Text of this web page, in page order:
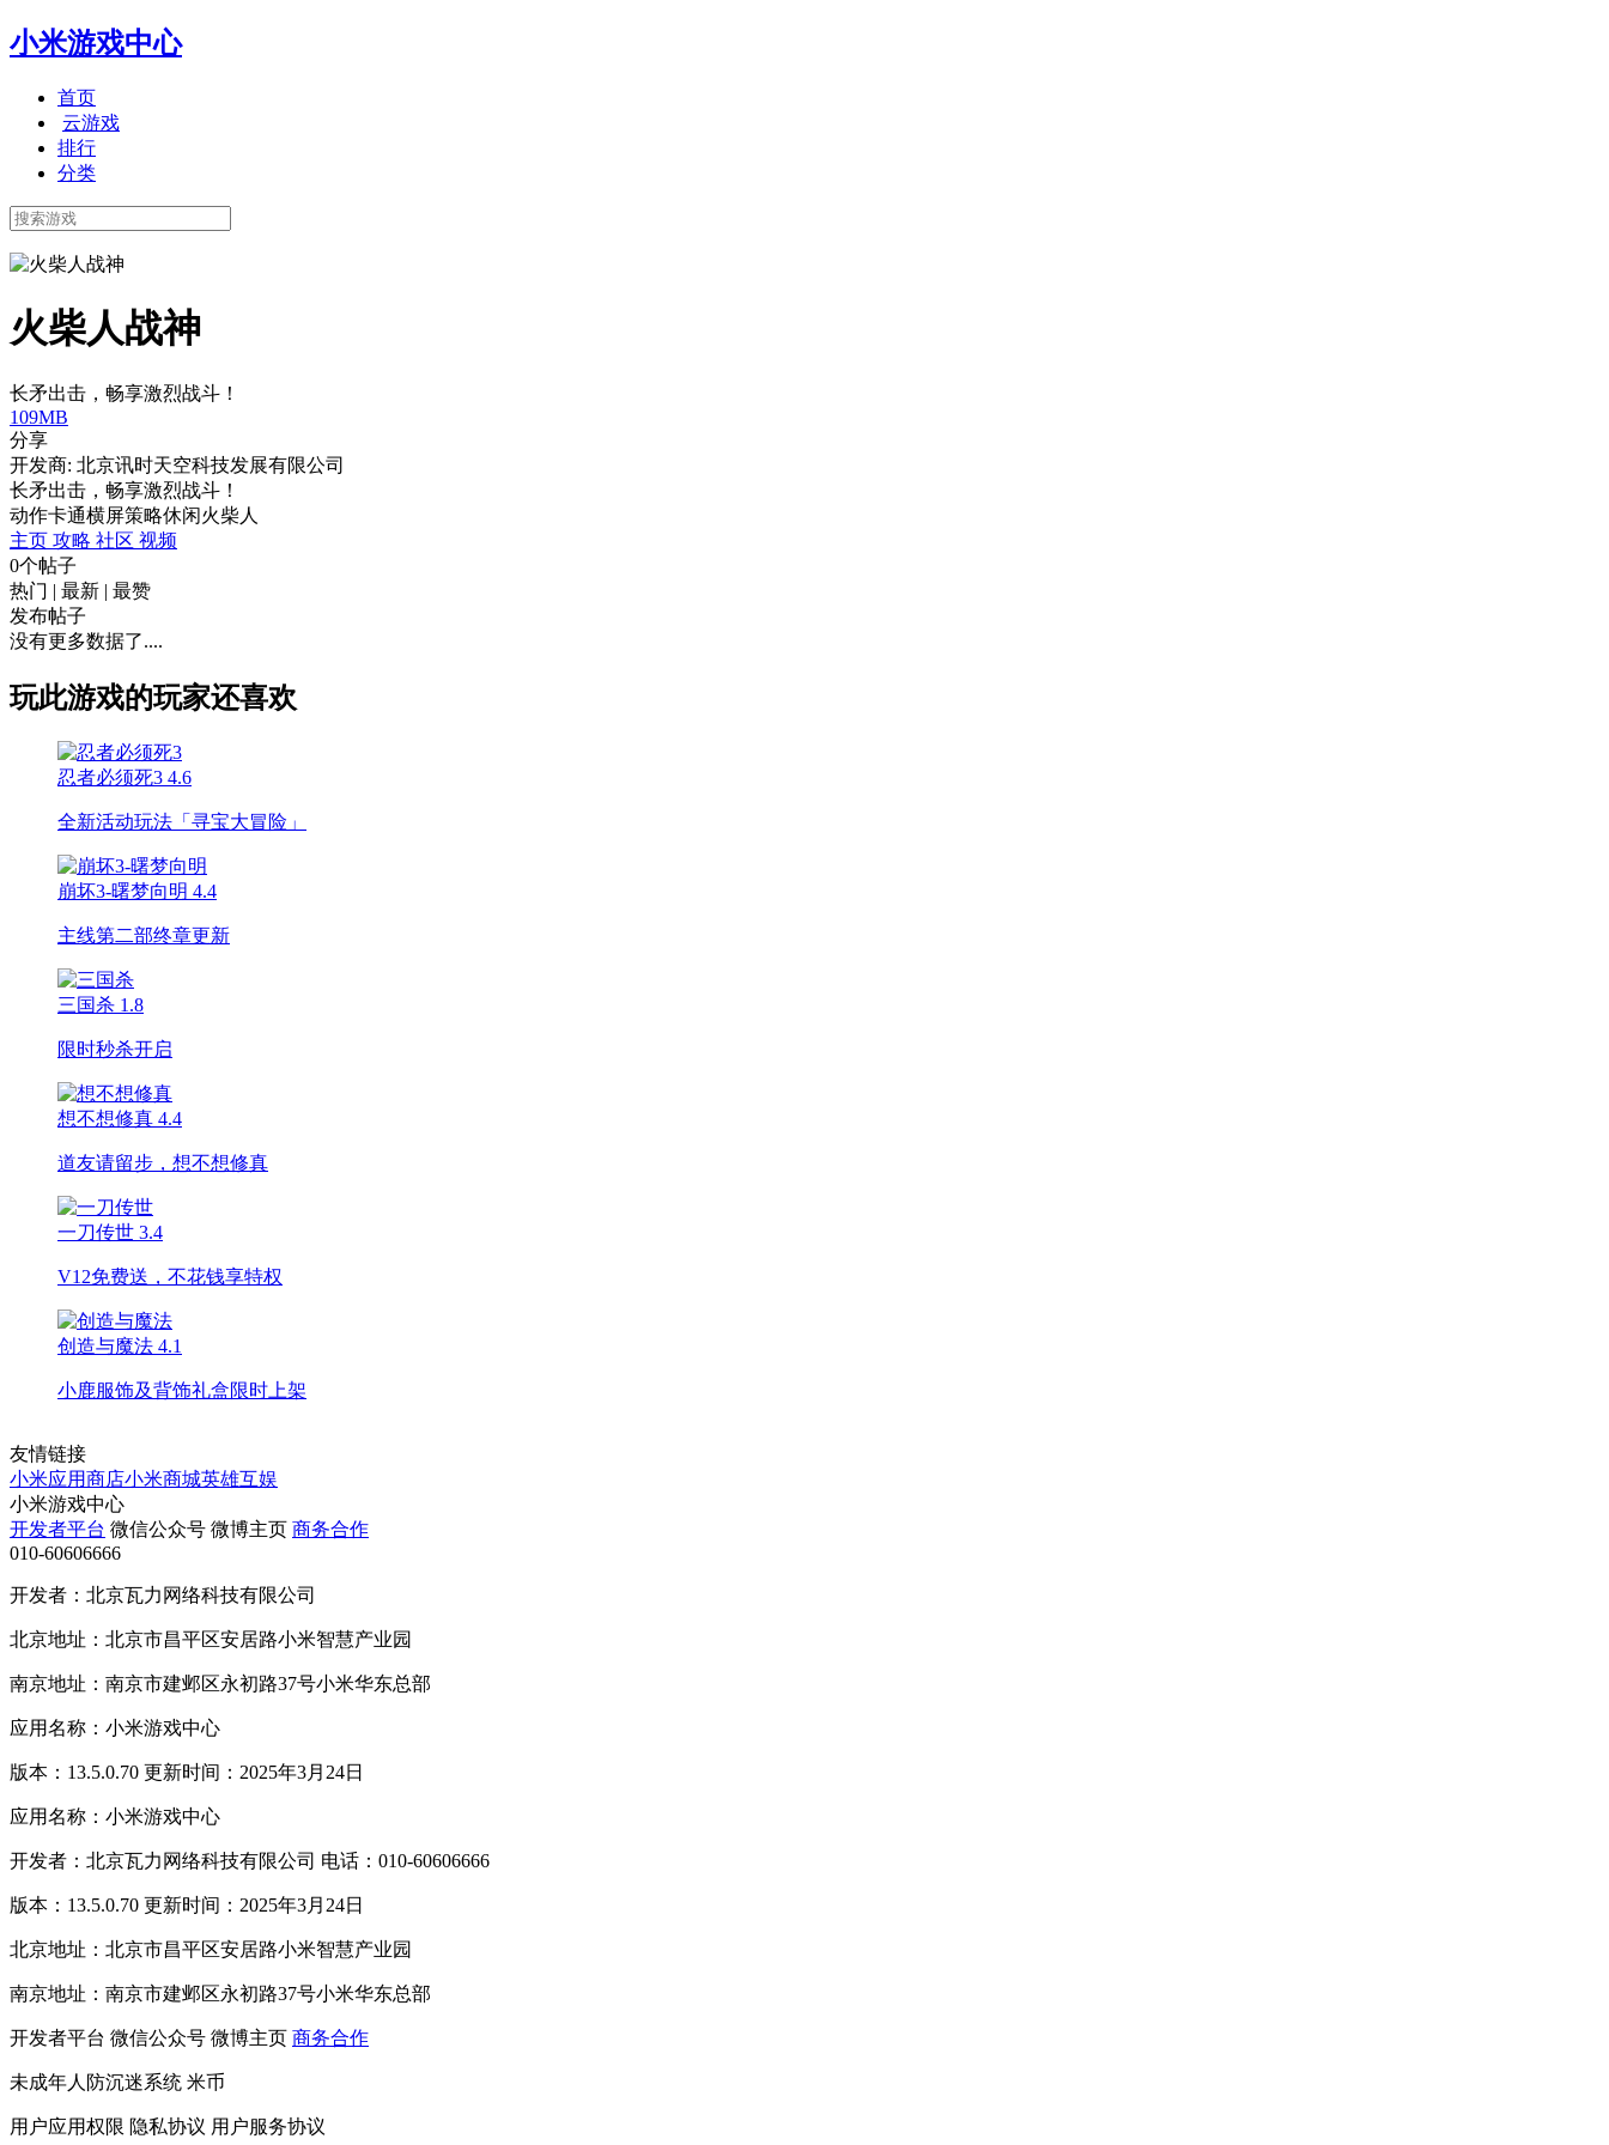
小米游戏中心
首页
云游戏
排行
分类
火柴人战神
长矛出击，畅享激烈战斗！
109MB
分享
开发商: 北京讯时天空科技发展有限公司
长矛出击，畅享激烈战斗！
动作卡通横屏策略休闲火柴人
主页 攻略 社区 视频
0个帖子
热门 | 最新 | 最赞
发布帖子
没有更多数据了....
玩此游戏的玩家还喜欢
忍者必须死3 4.6
全新活动玩法「寻宝大冒险」
崩坏3-曙梦向明 4.4
主线第二部终章更新
三国杀 1.8
限时秒杀开启
想不想修真 4.4
道友请留步，想不想修真
一刀传世 3.4
V12免费送，不花钱享特权
创造与魔法 4.1
小鹿服饰及背饰礼盒限时上架
友情链接
小米应用商店小米商城英雄互娱
小米游戏中心
开发者平台 微信公众号 微博主页 商务合作
010-60606666
开发者：北京瓦力网络科技有限公司
北京地址：北京市昌平区安居路小米智慧产业园
南京地址：南京市建邺区永初路37号小米华东总部
应用名称：小米游戏中心
版本：13.5.0.70 更新时间：2025年3月24日
应用名称：小米游戏中心
开发者：北京瓦力网络科技有限公司 电话：010-60606666
版本：13.5.0.70 更新时间：2025年3月24日
北京地址：北京市昌平区安居路小米智慧产业园
南京地址：南京市建邺区永初路37号小米华东总部
开发者平台 微信公众号 微博主页 商务合作
未成年人防沉迷系统 米币
用户应用权限 隐私协议 用户服务协议